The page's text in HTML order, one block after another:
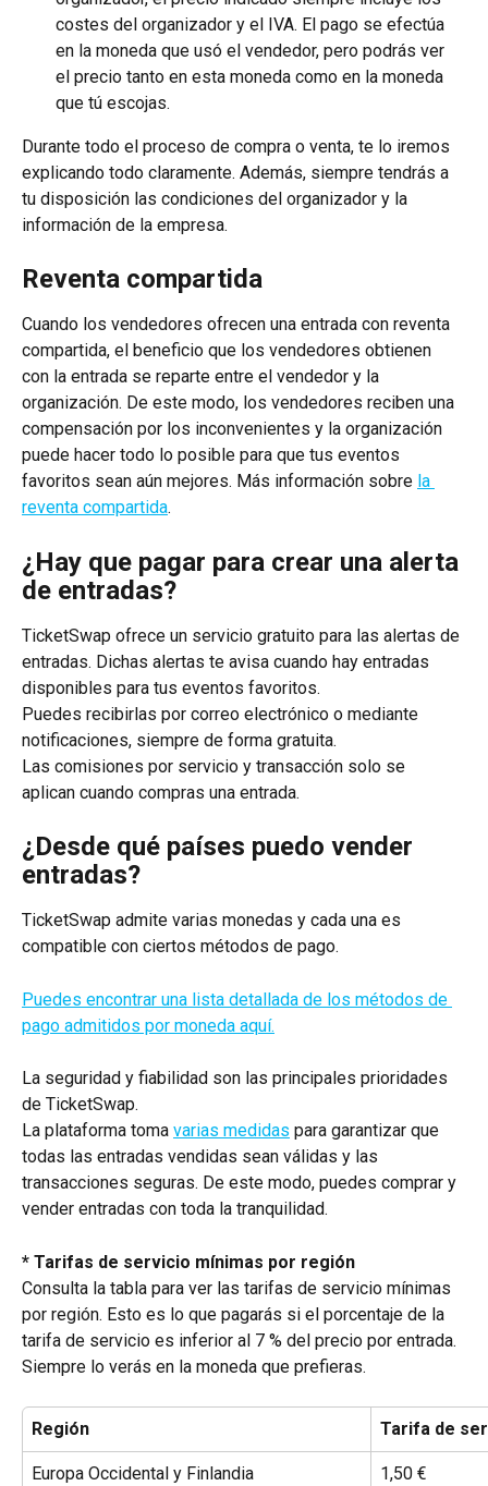
costes del organizador y el IVA. El pago se efectúa
en la moneda que usó el vendedor, pero podrás ver
el precio tanto en esta moneda como en la moneda
que tú escojas.
Durante todo el proceso de compra o venta, te lo iremos
explicando todo claramente. Además, siempre tendrás a
tu disposición las condiciones del organizador y la
información de la empresa.
Reventa compartida
Cuando los vendedores ofrecen una entrada con reventa
compartida, el beneficio que los vendedores obtienen
con la entrada se reparte entre el vendedor y la
organización. De este modo, los vendedores reciben una
compensación por los inconvenientes y la organización
puede hacer todo lo posible para que tus eventos
favoritos sean aún mejores. Más información sobre la
reventa compartida.
¿Hay que pagar para crear una alerta
de entradas?
TicketSwap ofrece un servicio gratuito para las alertas de
entradas. Dichas alertas te avisa cuando hay entradas
disponibles para tus eventos favoritos.
Puedes recibirlas por correo electrónico o mediante
notificaciones, siempre de forma gratuita.
Las comisiones por servicio y transacción solo se
aplican cuando compras una entrada.
¿Desde qué países puedo vender
entradas?
TicketSwap admite varias monedas y cada una es
compatible con ciertos métodos de pago.
Puedes encontrar una lista detallada de los métodos de
pago admitidos por moneda aquí.
La seguridad y fiabilidad son las principales prioridades
de TicketSwap.
La plataforma toma varias medidas para garantizar que
todas las entradas vendidas sean válidas y las
transacciones seguras. De este modo, puedes comprar y
vender entradas con toda la tranquilidad.
* Tarifas de servicio mínimas por región
Consulta la tabla para ver las tarifas de servicio mínimas
por región. Esto es lo que pagarás si el porcentaje de la
tarifa de servicio es inferior al 7 % del precio por entrada.
Siempre lo verás en la moneda que prefieras.
Región Tarifa de
Europa Occidental y Finlandia
1,50 €